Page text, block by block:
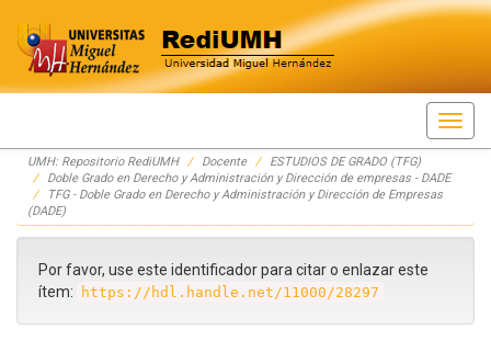
Skip
navigation
UMH: Repositorio RediUMH Docente
ESTUDIOS DE GRADO (TFG)
Doble Grado en Derecho y Administración y Dirección de empresas - DADE
TFG - Doble Grado en Derecho y Administración y Dirección de Empresas
(DADE)
Por favor, use este identificador para citar o enlazar este
ítem:
https://hdl.handle.net/11000/28297